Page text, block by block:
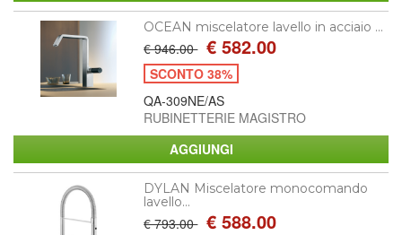
OCEAN miscelatore lavello in acciaio ...
€ 946.00 € 582.00
SCONTO 38%
QA-309NE/AS
RUBINETTERIE MAGISTRO
DYLAN Miscelatore monocomando
lavello...
€ 793.00 € 588.00